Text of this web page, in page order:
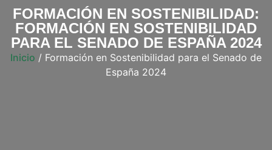
FORMACIÓN EN SOSTENIBILIDAD:
FORMACIÓN EN SOSTENIBILIDAD
PARA EL SENADO DE ESPAÑA 2024
Inicio / Formación en Sostenibilidad para el Senado de
España 2024